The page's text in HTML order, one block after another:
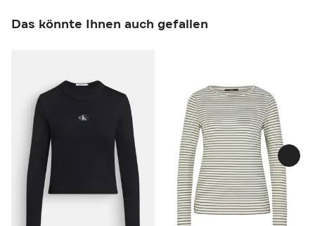
Das könnte Ihnen auch gefallen